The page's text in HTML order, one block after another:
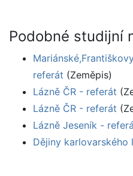
Podobné studijní
referát (Zeměpis)
Lázně ČR - referát
Lázně ČR - referát
Lázně Jeseník -
Dějiny